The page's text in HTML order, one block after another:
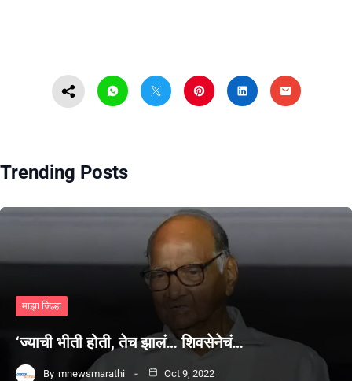
Trending Posts
माझा जिल्हा
‘ज्याची भीती होती, तेच झालं… शिवसेनेचं…
By mnewsmarathi Oct 9, 2022